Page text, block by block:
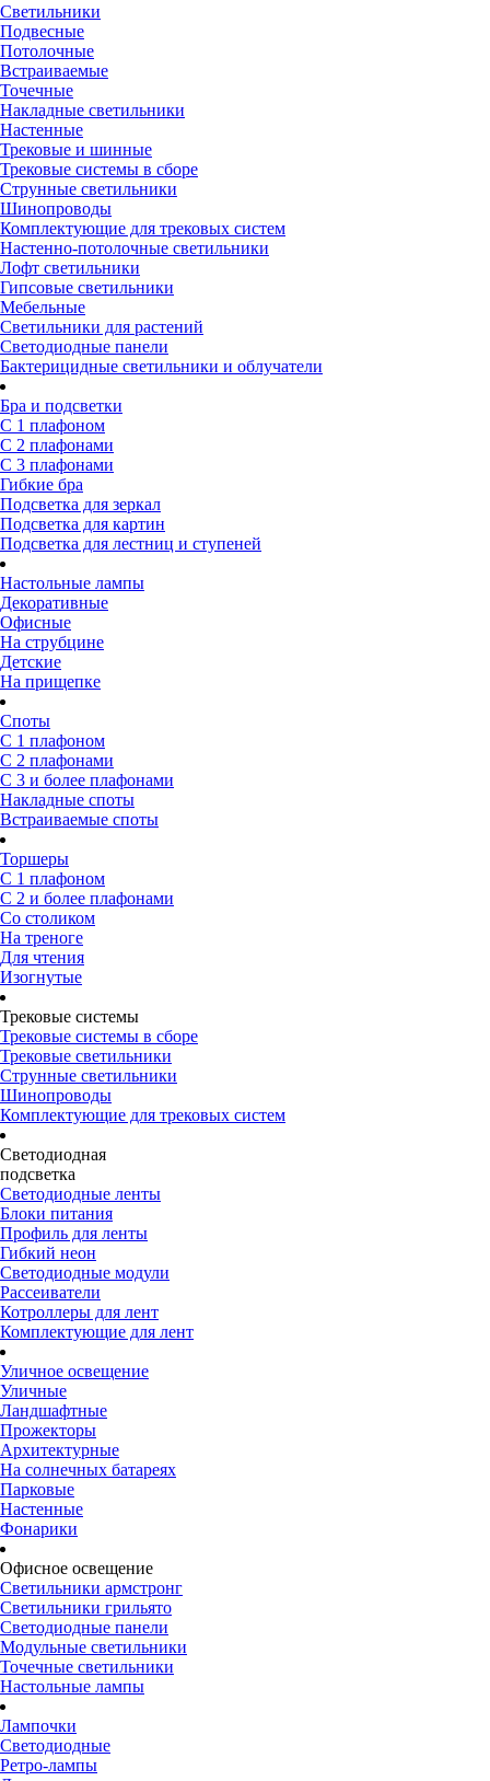
Светильники
Подвесные
Потолочные
Встраиваемые
Точечные
Накладные светильники
Настенные
Трековые и шинные
Трековые системы в сборе
Струнные светильники
Шинопроводы
Комплектующие для трековых систем
Настенно-потолочные светильники
Лофт светильники
Гипсовые светильники
Мебельные
Светильники для растений
Светодиодные панели
Бактерицидные светильники и облучатели
Бра и подсветки
С 1 плафоном
С 2 плафонами
С 3 плафонами
Гибкие бра
Подсветка для зеркал
Подсветка для картин
Подсветка для лестниц и ступеней
Настольные лампы
Декоративные
Офисные
На струбцине
Детские
На прищепке
Споты
С 1 плафоном
С 2 плафонами
С 3 и более плафонами
Накладные споты
Встраиваемые споты
Торшеры
С 1 плафоном
С 2 и более плафонами
Со столиком
На треноге
Для чтения
Изогнутые
Трековые системы
Трековые системы в сборе
Трековые светильники
Струнные светильники
Шинопроводы
Комплектующие для трековых систем
Светодиодная
подсветка
Светодиодные ленты
Блоки питания
Профиль для ленты
Гибкий неон
Светодиодные модули
Рассеиватели
Котроллеры для лент
Комплектующие для лент
Уличное освещение
Уличные
Ландшафтные
Прожекторы
Архитектурные
На солнечных батареях
Парковые
Настенные
Фонарики
Офисное освещение
Светильники армстронг
Светильники грильято
Светодиодные панели
Модульные светильники
Точечные светильники
Настольные лампы
Лампочки
Светодиодные
Ретро-лампы